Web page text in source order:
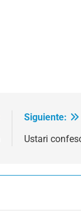
Siguiente:
Ustari